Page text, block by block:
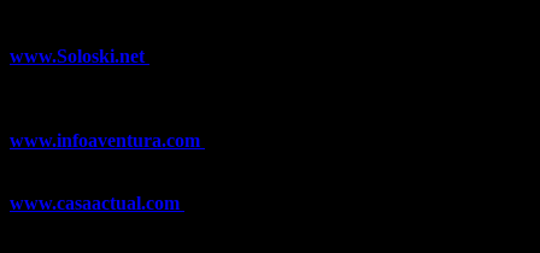
www.Soloski.net
www.infoaventura.com
www.casaactual.com